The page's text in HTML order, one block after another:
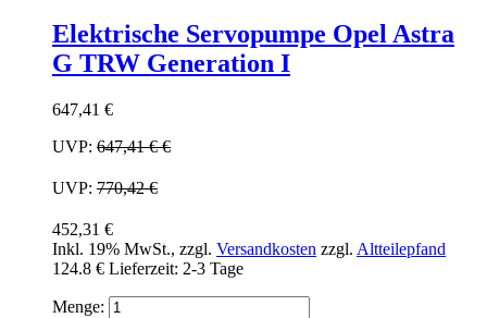
Elektrische Servopumpe Opel Astra
G TRW Generation I
647,41 €
UVP: 647,41 €€
UVP: 770,42 €
452,31 €
Inkl. 19% MwSt., zzgl. Versandkosten zzgl. Altteilepfand
124.8 € Lieferzeit: 2-3 Tage
Menge: